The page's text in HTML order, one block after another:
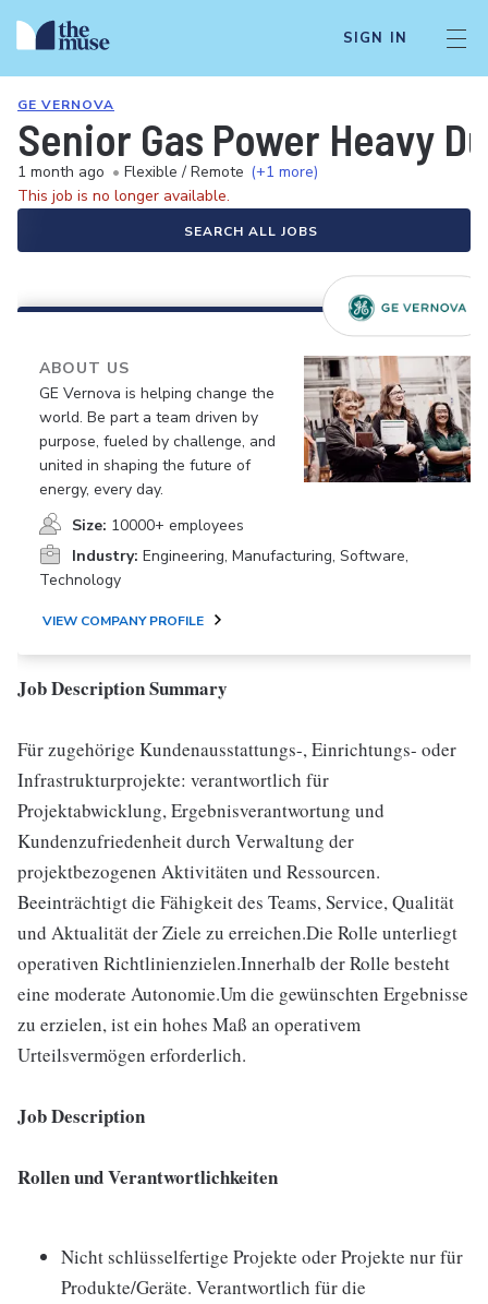
SIGN IN
GE VERNOVA
Senior Gas Power Heavy
1 month ago • Flexible / Remote (+1 more)
This job is no longer available.
SEARCH ALL JOBS
ABOUT US
GE Vernova is helping change the
world. Be part a team driven by
purpose, fueled by challenge, and
united in shaping the future of
energy, every day.
Size: 10000+ employees
Industry: Engineering, Manufacturing, Software,
Technology
VIEW COMPANY PROFILE
Job Description Summary
Für zugehörige Kundenausstattungs-, Einrichtungs- oder
Infrastrukturprojekte: verantwortlich für
Projektabwicklung, Ergebnisverantwortung und
Kundenzufriedenheit durch Verwaltung der
projektbezogenen Aktivitäten und Ressourcen.
Beeinträchtigt die Fähigkeit des Teams, Service, Qualität
und Aktualität der Ziele zu erreichen.Die Rolle unterliegt
operativen Richtlinienzielen.Innerhalb der Rolle besteht
eine moderate Autonomie.Um die gewünschten Ergebnisse
zu erzielen, ist ein hohes Maß an operativem
Urteilsvermögen erforderlich.
Job Description
Rollen und Verantwortlichkeiten
Nicht schlüsselfertige Projekte oder Projekte nur für
Produkte/Geräte. Verantwortlich für die